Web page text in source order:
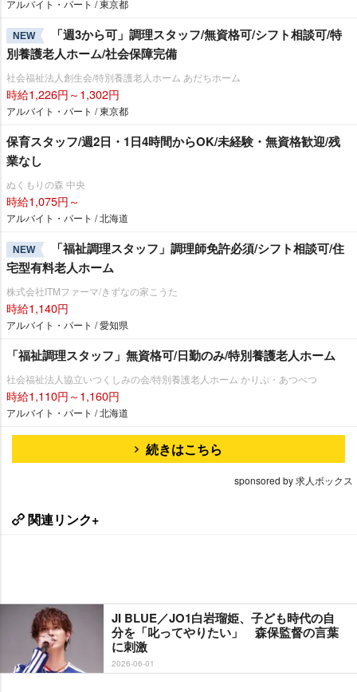
アルバイト・パート / 東京都
NEW
「週3から可」調理スタッフ/無資格可/シフト相談可/特
別養護老人ホーム/社会保障完備
社会福祉法人創生会/特別養護老人ホーム あだちホーム
時給1,226円～1,302円
アルバイト・パート / 東京都
保育スタッフ/週2日・1日4時間からOK/未経験・無資格歓迎/残
業なし
ぬくもりの森 中央
時給1,075円～
アルバイト・パート / 北海道
NEW
「福祉調理スタッフ」調理師免許必須/シフト相談可/住
宅型有料老人ホーム
株式会社ITMファーマ/きずなの家こうた
時給1,140円
アルバイト・パート / 愛知県
「福祉調理スタッフ」無資格可/日勤のみ/特別養護老人ホーム
社会福祉法人協立いつくしみの会/特別養護老人ホーム かりぷ・あつべつ
時給1,110円～1,160円
アルバイト・パート / 北海道
続きはこちら
sponsored by 求人ボックス
関連リンク+
JI BLUE／JO1白岩瑠姫、子ども時代の自
分を「叱ってやりたい」 森保監督の言葉
に刺激
2026-06-01